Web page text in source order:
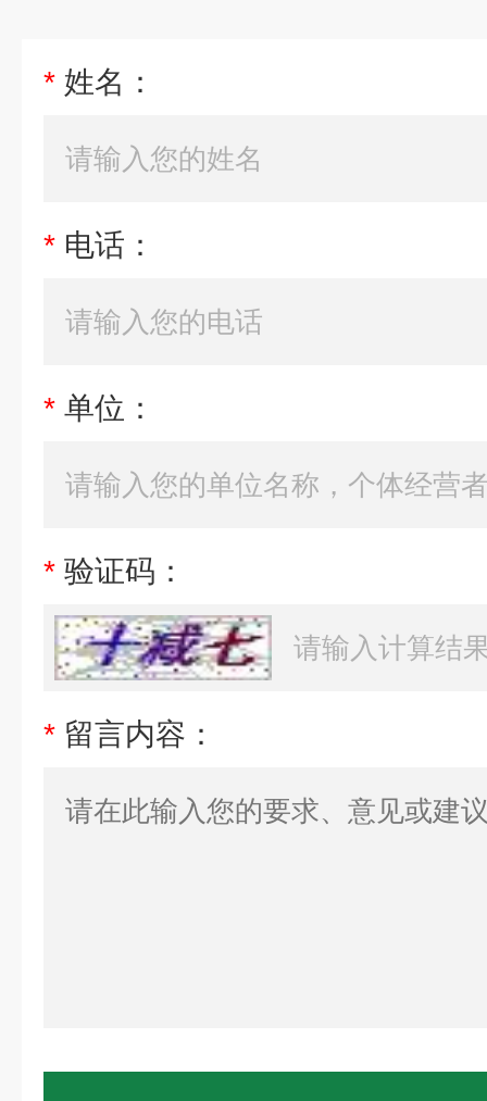
* 姓名：
* 电话：
* 单位：
* 验证码：
* 留言内容：